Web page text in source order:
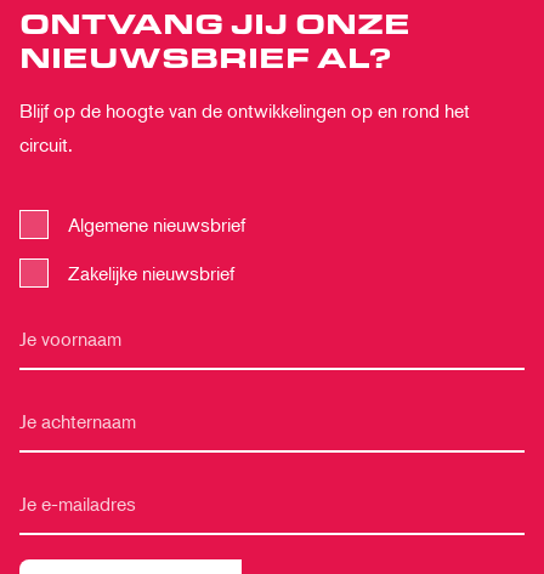
ONTVANG JIJ ONZE
NIEUWSBRIEF AL?
Blijf op de hoogte van de ontwikkelingen op en rond het
circuit.
Algemene nieuwsbrief
Zakelijke nieuwsbrief